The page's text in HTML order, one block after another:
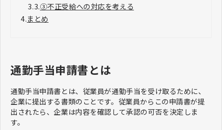
3.3.③不正受給への対応を考える
4.まとめ
通勤手当申請書とは
通勤手当申請書とは、従業員が通勤手当を受け取るために、
企業に提出する書類のことです。従業員からこの申請書が提
出されたら、企業は内容を確認して承認の可否を決定しま
す。